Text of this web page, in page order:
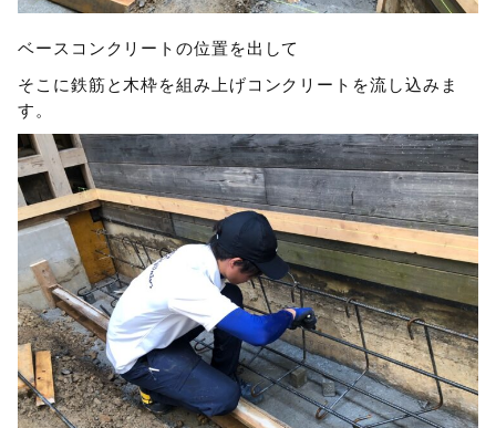
ベースコンクリートの位置を出して
そこに鉄筋と木枠を組み上げコンクリートを流し込みま
す。